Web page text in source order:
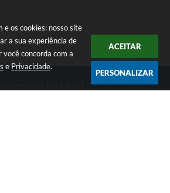
os cookies: nosso site
a sua experiência de
concorda com a
e Privacidade.
ACEITAR
PERSONALIZAR